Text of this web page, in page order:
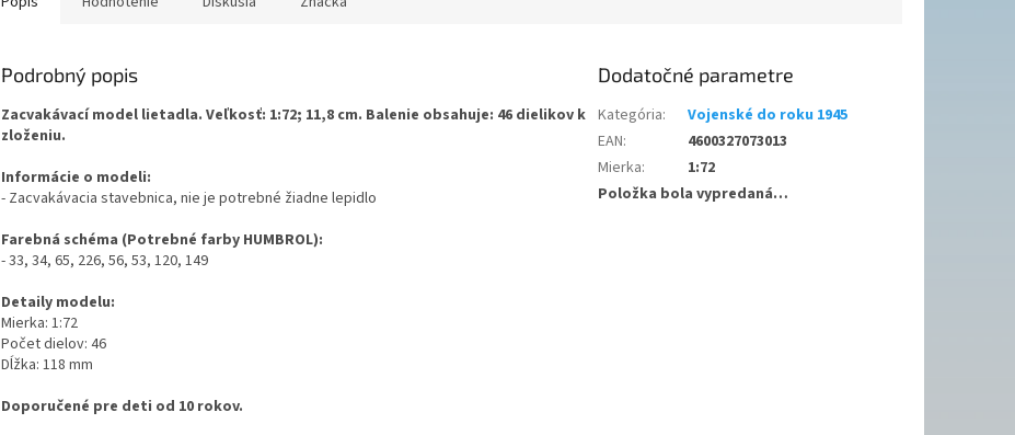
Podrobný popis
Zacvakávací model lietadla. Veľkosť: 1:72; 11,8 cm. Balenie obsahuje: 46 dielikov k
zloženiu.
Informácie o modeli:
- Zacvakávacia stavebnica, nie je potrebné žiadne lepidlo
Farebná schéma (Potrebné farby HUMBROL):
- 33, 34, 65, 226, 56, 53, 120, 149
Detaily modelu:
Mierka: 1:72
Počet dielov: 46
Dĺžka: 118 mm
Doporučené pre deti od 10 rokov.
Dodatočné parametre
Kategória:
Vojenské do roku 1945
EAN:
4600327073013
Mierka:
1:72
Položka bola vypredaná…